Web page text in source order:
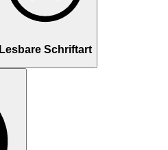
Lesbare Schriftart